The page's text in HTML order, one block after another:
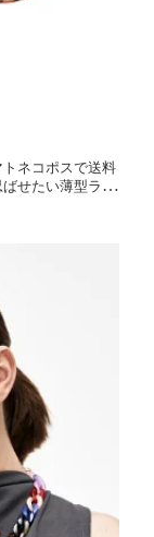
ネコポスで送料
せたい薄型ラウ
リーディン
ン 敬老の日 父の